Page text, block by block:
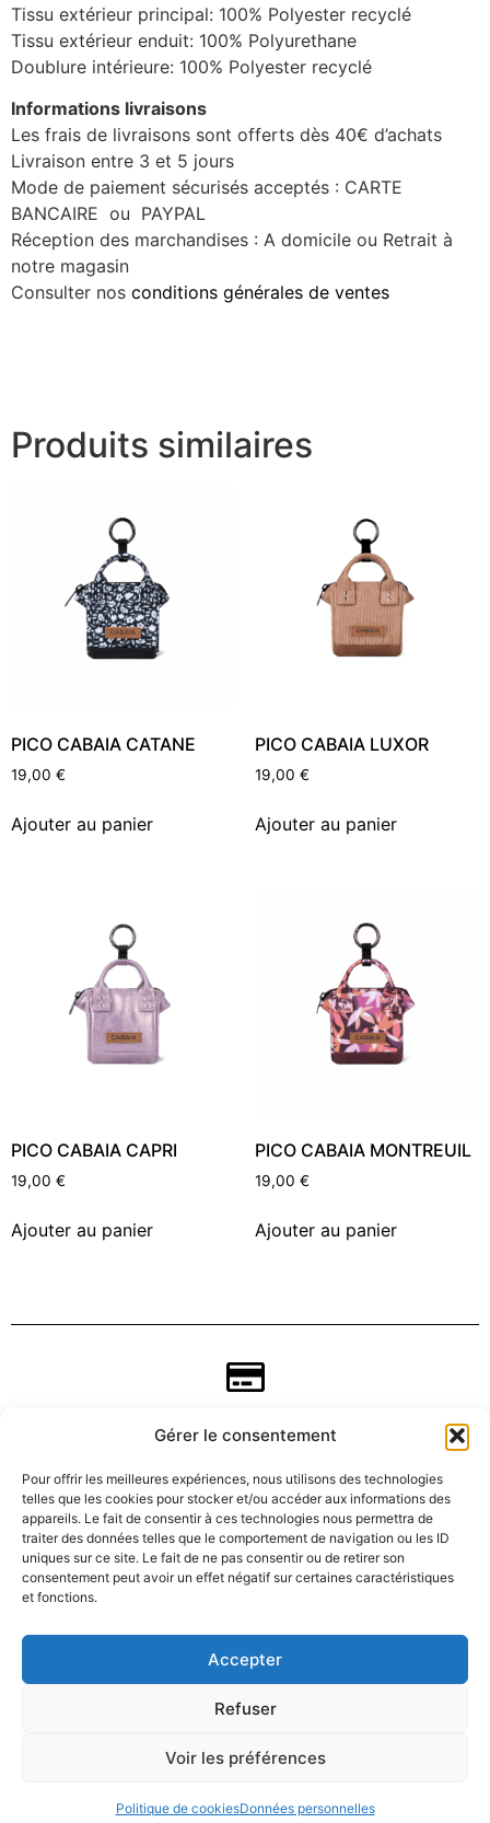
Gérer le consentement
Pour offrir les meilleures expériences, nous utilisons des technologies
telles que les cookies pour stocker et/ou accéder aux informations des
appareils. Le fait de consentir à ces technologies nous permettra de
traiter des données telles que le comportement de navigation ou les ID
uniques sur ce site. Le fait de ne pas consentir ou de retirer son
consentement peut avoir un effet négatif sur certaines caractéristiques
et fonctions.
Accepter
Refuser
Voir les préférences
Politique de cookiesDonnées personnelles
Tissu extérieur principal: 100% Polyester recyclé
Tissu extérieur enduit: 100% Polyurethane
Doublure intérieure: 100% Polyester recyclé
Informations livraisons
Les frais de livraisons sont offerts dès 40€ d’achats
Livraison entre 3 et 5 jours
Mode de paiement sécurisés acceptés : CARTE
BANCAIRE ou PAYPAL
Réception des marchandises : A domicile ou Retrait à
notre magasin
Consulter nos conditions générales de ventes
Produits similaires
PICO CABAIA CATANE
19,00 €
Ajouter au panier
PICO CABAIA LUXOR
19,00 €
Ajouter au panier
PICO CABAIA CAPRI
19,00 €
Ajouter au panier
PICO CABAIA MONTREUIL
19,00 €
Ajouter au panier
CGV